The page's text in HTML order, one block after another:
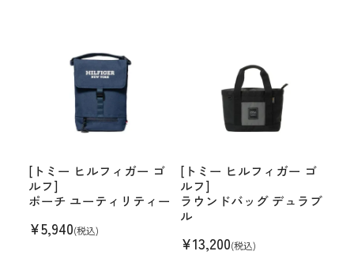
[トミー ヒルフィガー ゴ
ルフ]
ポーチ ユーティリティー
¥5,940(税込)
[トミー ヒルフィガー ゴ
ルフ]
ラウンドバッグ デュラブ
ル
¥13,200(税込)